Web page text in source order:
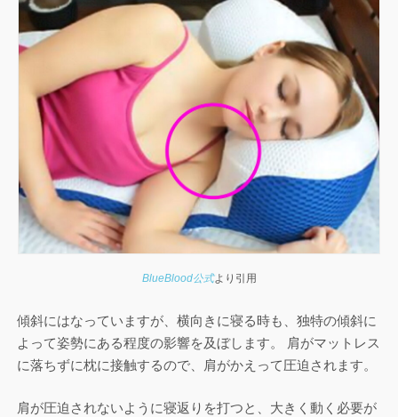
BlueBlood公式より引用
傾斜にはなっていますが、横向きに寝る時も、独特の傾斜に
よって姿勢にある程度の影響を及ぼします。 肩がマットレス
に落ちずに枕に接触するので、肩がかえって圧迫されます。
肩が圧迫されないように寝返りを打つと、大きく動く必要が